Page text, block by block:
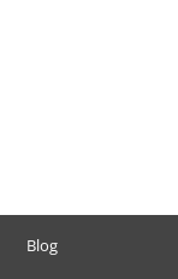
Blog